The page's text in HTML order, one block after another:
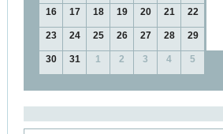
16 17 18 19 20 21 22
23 24 25 26 27 28 29
30 31 1 2 3 4 5